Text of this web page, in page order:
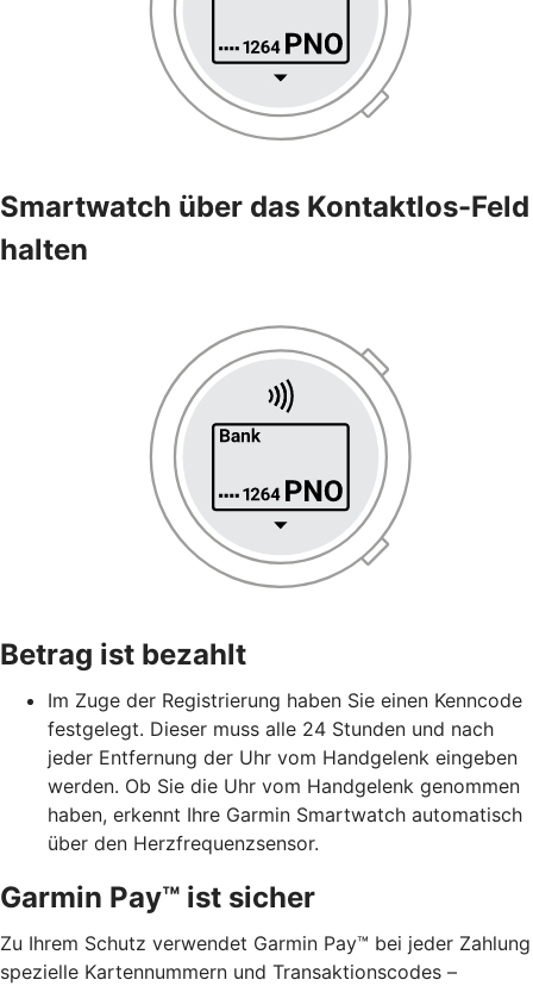
Smartwatch über das Kontaktlos-Feld
halten
Betrag ist bezahlt
Im Zuge der Registrierung haben Sie einen Kenncode
festgelegt. Dieser muss alle 24 Stunden und nach
jeder Entfernung der Uhr vom Handgelenk eingeben
werden. Ob Sie die Uhr vom Handgelenk genommen
haben, erkennt Ihre Garmin Smartwatch automatisch
über den Herzfrequenzsensor.
Garmin Pay™ ist sicher
Zu Ihrem Schutz verwendet Garmin Pay™ bei jeder Zahlung
spezielle Kartennummern und Transaktionscodes –